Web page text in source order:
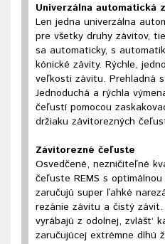
Univerzálna automatická
Len jedna univerzálna
pre všetky druhy závitov,
sa automaticky, s
kónické závity. Rýchle,
veľkosti závitu. Prehladná
Jednoduchá a rýchla
čeľustí pomocou
držiaku závitorezných
Závitorezné čeľuste
Osvedčené, nezničiteľné
čeľuste REMS s
zaručujú super ľahké
rezánie závitu a čistý
vyrábajú z odolnej, zvlášt’
zaručujúcej extrémne dlhú